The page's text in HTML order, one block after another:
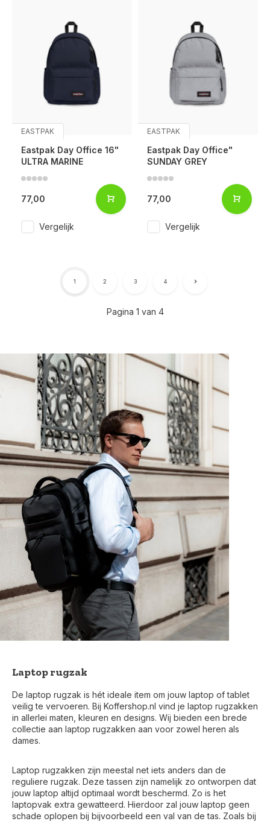
EASTPAK
Eastpak Day Office 16"
ULTRA MARINE
77,00
Vergelijk
EASTPAK
Eastpak Day Office"
SUNDAY GREY
77,00
Vergelijk
Pagina 1 van 4
1 2 3 4
Laptop rugzak
De laptop rugzak is hét ideale item om jouw laptop of tablet
veilig te vervoeren. Bij Koffershop.nl vind je laptop rugzakken
in allerlei maten, kleuren en designs. Wij bieden een brede
collectie aan laptop rugzakken aan voor zowel heren als
dames.
Laptop rugzakken zijn meestal net iets anders dan de
reguliere rugzak. Deze tassen zijn namelijk zo ontworpen dat
jouw laptop altijd optimaal wordt beschermd. Zo is het
laptopvak extra gewatteerd. Hierdoor zal jouw laptop geen
schade oplopen bij bijvoorbeeld een val van de tas. Zoals bij